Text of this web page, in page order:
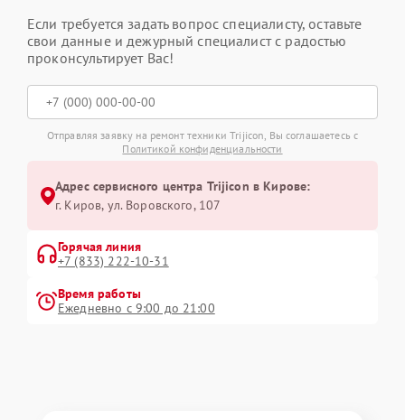
Если требуется задать вопрос специалисту, оставьте
свои данные и дежурный специалист с радостью
проконсультирует Вас!
Отправляя заявку на ремонт техники Trijicon, Вы соглашаетесь с
Политикой конфиденциальности
Адрес сервисного центра Trijicon в Кирове:
г. Киров, ул. Воровского, 107
Горячая линия
+7 (833) 222-10-31
Время работы
Ежедневно с 9:00 до 21:00